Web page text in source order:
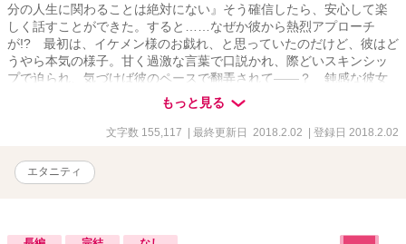
分の人生に関わることは絶対にない』そう確信したら、安心して楽
しく話すことができた。すると……なぜか彼から熱烈アプローチ
が!? 最初は、イケメン様のお戯れ、と思っていたのだけど、彼はど
うやら本気の様子。甘く過激な言葉で口説かれ、際どいスキンシッ
プで迫られ、気づけば彼のペースで翻弄されて――？ 鈍感な彼女
と俺様エリートの暴走☆らぶらぶストーリー。
もっと見る
文字数 155,117 | 最終更新日 2018.2.02 | 登録日 2018.2.02
エタニティ